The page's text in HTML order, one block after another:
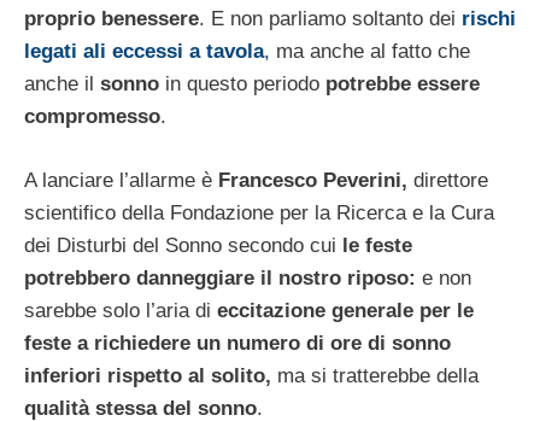
proprio benessere. E non parliamo soltanto dei rischi
legati ali eccessi a tavola, ma anche al fatto che
anche il sonno in questo periodo potrebbe essere
compromesso.
A lanciare l’allarme è Francesco Peverini, direttore
scientifico della Fondazione per la Ricerca e la Cura
dei Disturbi del Sonno secondo cui le feste
potrebbero danneggiare il nostro riposo: e non
sarebbe solo l’aria di eccitazione generale per le
feste a richiedere un numero di ore di sonno
inferiori rispetto al solito, ma si tratterebbe della
qualità stessa del sonno.